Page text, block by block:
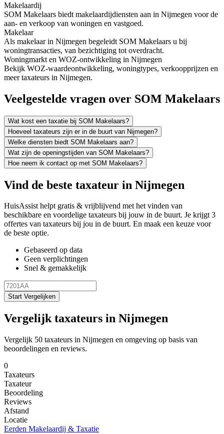
Makelaardij
SOM Makelaars biedt makelaardijdiensten aan in Nijmegen voor de
aan- en verkoop van woningen en vastgoed.
Makelaar
Als makelaar in Nijmegen begeleidt SOM Makelaars u bij
woningtransacties, van bezichtiging tot overdracht.
Woningmarkt en WOZ-ontwikkeling in Nijmegen
Bekijk WOZ-waardeontwikkeling, woningtypes, verkoopprijzen en
meer taxateurs in Nijmegen.
Veelgestelde vragen over SOM Makelaars
Wat kost een taxatie bij SOM Makelaars?
Hoeveel taxateurs zijn er in de buurt van Nijmegen?
Welke diensten biedt SOM Makelaars aan?
Wat zijn de openingstijden van SOM Makelaars?
Hoe neem ik contact op met SOM Makelaars?
Vind de beste taxateur in Nijmegen
HuisAssist helpt gratis & vrijblijvend met het vinden van
beschikbare en voordelige taxateurs bij jouw in de buurt. Je krijgt 3
offertes van taxateurs bij jou in de buurt. En maak een keuze voor
de beste optie.
Gebaseerd op data
Geen verplichtingen
Snel & gemakkelijk
Start Vergelijken
Vergelijk taxateurs in Nijmegen
Vergelijk 50 taxateurs in Nijmegen en omgeving op basis van
beoordelingen en reviews.
0
Taxateurs
Taxateur
Beoordeling
Reviews
Afstand
Locatie
Eerden Makelaardij & Taxatie